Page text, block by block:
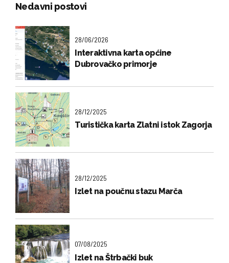
Nedavni postovi
28/06/2026
Interaktivna karta općine
Dubrovačko primorje
28/12/2025
Turistička karta Zlatni istok Zagorja
28/12/2025
Izlet na poučnu stazu Marča
07/08/2025
Izlet na Štrbački buk